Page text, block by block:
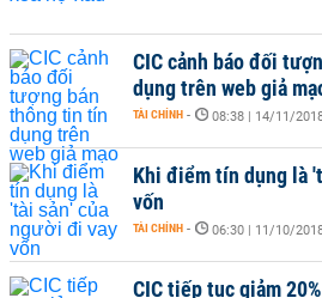
CIC cảnh báo đối
dụng trên web giả
TÀI CHÍNH - 08:38 | 14/11/
Khi điểm tín dụng là
vốn
TÀI CHÍNH - 06:30 | 11/10/
CIC tiếp tục giảm